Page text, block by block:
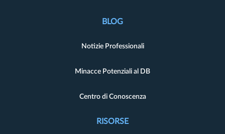
BLOG
Notizie Professionali
Minacce Potenziali al DB
Centro di Conoscenza
RISORSE